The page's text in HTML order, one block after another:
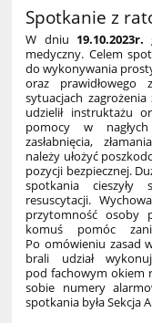
Spotkanie z
W dniu 19.10.2023r.
medyczny. Celem
do wykonywania
oraz
sytuacjach
udzielił instruktażu
pomocy w nagłych
zasłabnięcia,
należy ułożyć
pozycji bezpiecznej.
spotkania cieszyły
resuscytacji.
przytomność osoby
komuś pomóc
Po omówieniu zasad
brali udział
pod fachowym okiem
sobie numery
spotkania była Sekcja